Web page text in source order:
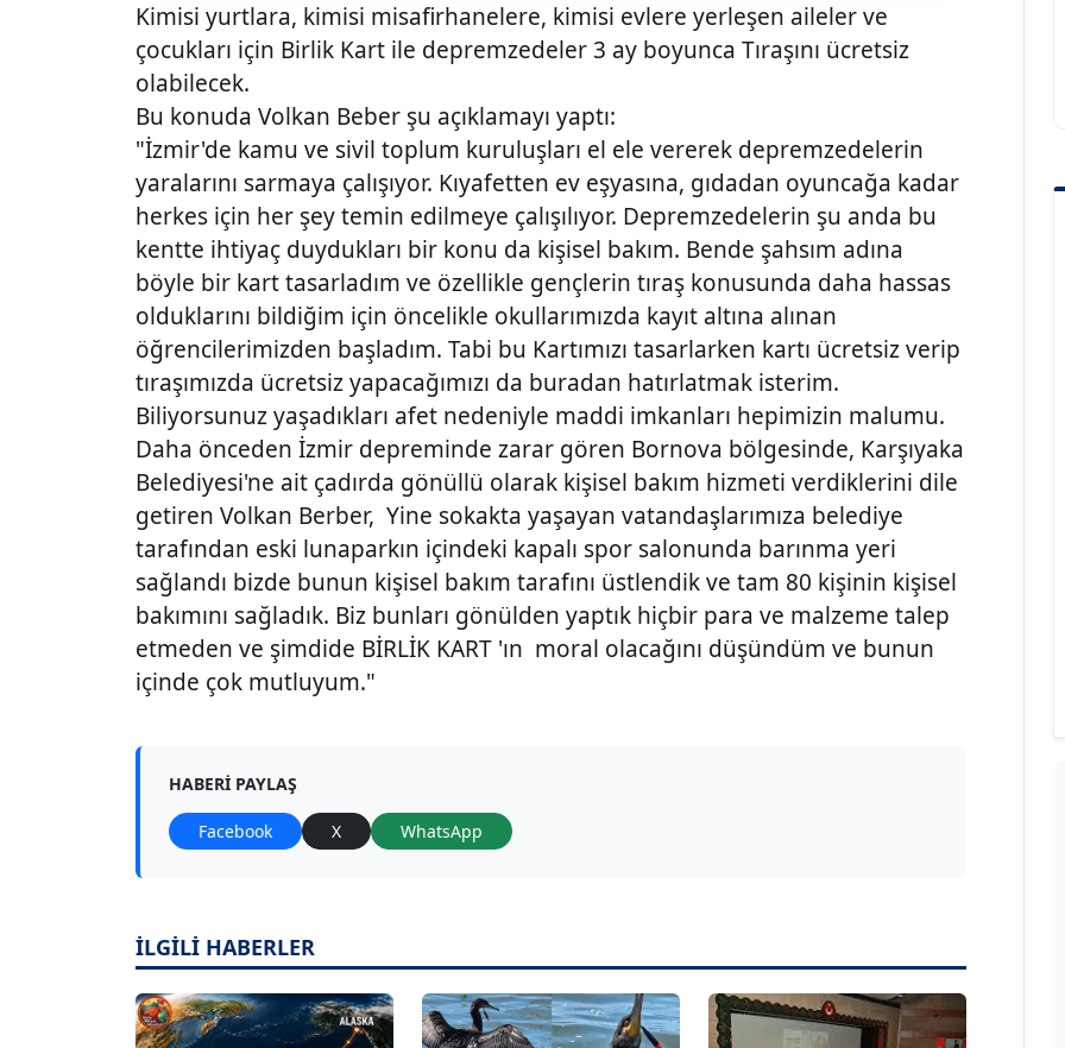
Kimisi yurtlara, kimisi misafirhanelere, kimisi evlere yerleşen aileler ve
çocukları için Birlik Kart ile depremzedeler 3 ay boyunca Tıraşını ücretsiz
olabilecek.
Bu konuda Volkan Beber şu açıklamayı yaptı:
"İzmir'de kamu ve sivil toplum kuruluşları el ele vererek depremzedelerin
yaralarını sarmaya çalışıyor. Kıyafetten ev eşyasına, gıdadan oyuncağa kadar
herkes için her şey temin edilmeye çalışılıyor. Depremzedelerin şu anda bu
kentte ihtiyaç duydukları bir konu da kişisel bakım. Bende şahsım adına
böyle bir kart tasarladım ve özellikle gençlerin tıraş konusunda daha hassas
olduklarını bildiğim için öncelikle okullarımızda kayıt altına alınan
öğrencilerimizden başladım. Tabi bu Kartımızı tasarlarken kartı ücretsiz verip
tıraşımızda ücretsiz yapacağımızı da buradan hatırlatmak isterim.
Biliyorsunuz yaşadıkları afet nedeniyle maddi imkanları hepimizin malumu.
Daha önceden İzmir depreminde zarar gören Bornova bölgesinde, Karşıyaka
Belediyesi'ne ait çadırda gönüllü olarak kişisel bakım hizmeti verdiklerini dile
getiren Volkan Berber, Yine sokakta yaşayan vatandaşlarımıza belediye
tarafından eski lunaparkın içindeki kapalı spor salonunda barınma yeri
sağlandı bizde bunun kişisel bakım tarafını üstlendik ve tam 80 kişinin kişisel
bakımını sağladık. Biz bunları gönülden yaptık hiçbir para ve malzeme talep
etmeden ve şimdide BİRLİK KART 'ın moral olacağını düşündüm ve bunun
içinde çok mutluyum."
HABERI PAYLAŞ
Facebook X WhatsApp
İLGİLİ HABERLER